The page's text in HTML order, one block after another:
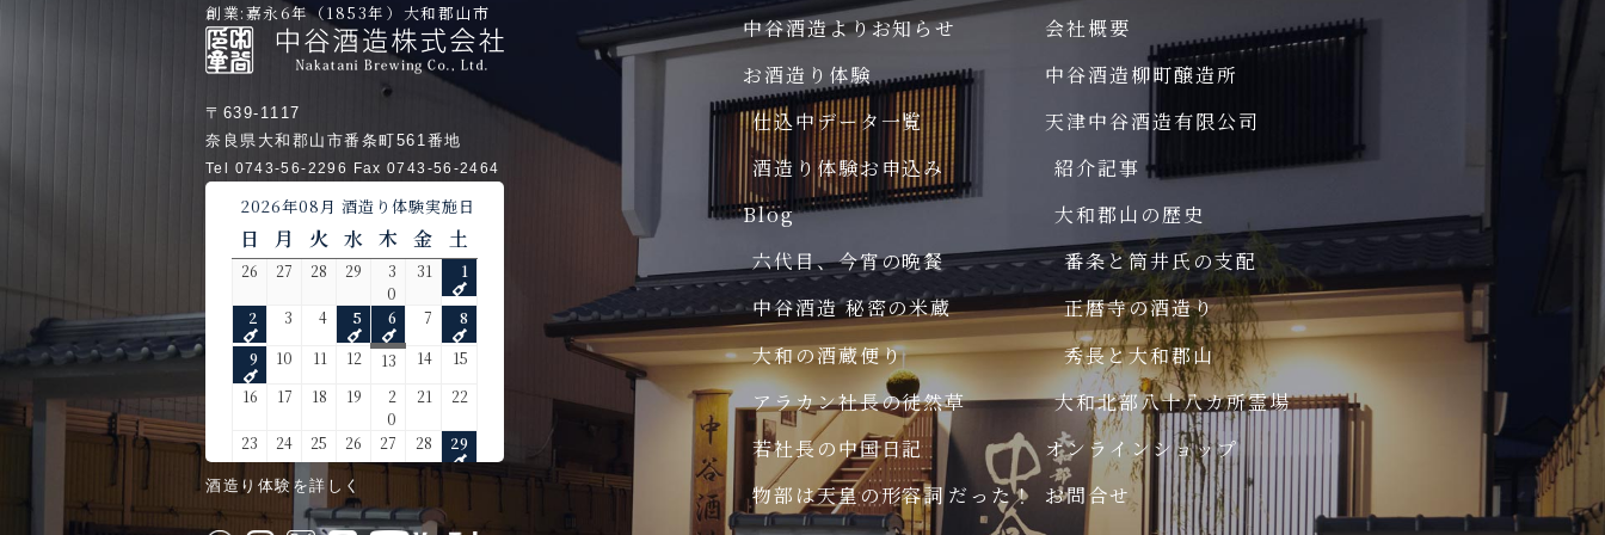
中谷酒造よりお知らせ
お酒造り体験
仕込中データ一覧
酒造り体験お申込み
Blog
六代目、今宵の晩餐
中谷酒造 秘密の米蔵
大和の酒蔵便り
アラカン社長の徒然草
若社長の中国日記
物部は天皇の形容詞だった！
会社概要
中谷酒造柳町醸造所
天津中谷酒造有限公司
紹介記事
大和郡山の歴史
番条と筒井氏の支配
正暦寺の酒造り
秀長と大和郡山
大和北部八十八カ所霊場
オンラインショップ
お問合せ
創業:嘉永6年（1853年）大和郡山市
〒639-1117
奈良県大和郡山市番条町561番地
Tel 0743-56-2296 Fax 0743-56-2464
酒造り体験を詳しく